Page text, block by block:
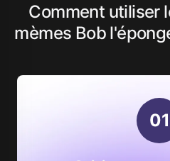
Comment utiliser
mèmes Bob
01